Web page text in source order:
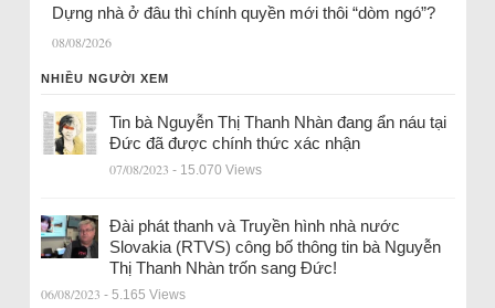
Dựng nhà ở đâu thì chính quyền mới thôi “dòm ngó”?
08/08/2026
NHIỀU NGƯỜI XEM
Tin bà Nguyễn Thị Thanh Nhàn đang ẩn náu tại
Đức đã được chính thức xác nhận
07/08/2023 - 15.070 Views
Đài phát thanh và Truyền hình nhà nước
Slovakia (RTVS) công bố thông tin bà Nguyễn
Thị Thanh Nhàn trốn sang Đức!
06/08/2023 - 5.165 Views